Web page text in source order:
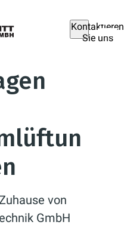
Kontaktieren
Sie uns
von
GmbH